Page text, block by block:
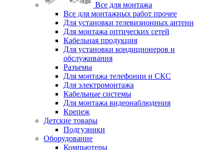
Все для монтажа
Все для монтажных работ прочее
Для установки телевизионных антенн
Для монтажа оптических сетей
Кабельная продукция
Для установки кондиционеров и
обслуживания
Разъемы
Для монтажа телефонии и СКС
Для электромонтажа
Кабельные системы
Для монтажа видеонаблюдения
Крепеж
Детские товары
Подгузники
Оборудование
Компьютеры